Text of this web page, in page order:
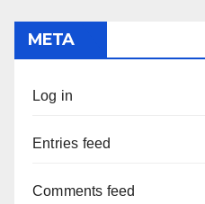
META
Log in
Entries feed
Comments feed